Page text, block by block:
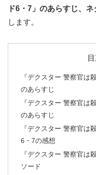
ド6・7」のあらすじ、
します。
『デクスター 警察官は
のあらすじ
『デクスター 警察官は
のあらすじ
『デクスター 警察官は
6・7の感想
『デクスター 警察官は
ソード